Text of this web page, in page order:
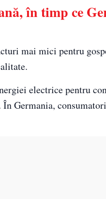
în timp ce
mai mici pentru
electrice pentru
Germania,